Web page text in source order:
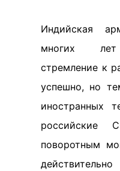
Индийская
многих лет
стремление к
успешно, но
иностранных
российские
поворотным